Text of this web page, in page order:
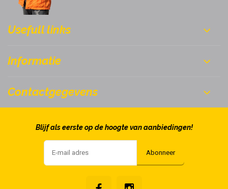
Usefull links
Informatie
Contactgegevens
Blijf als eerste op de hoogte van aanbiedingen!
Abonneer